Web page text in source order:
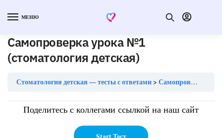
МЕНЮ
Самопроверка урока №1
(стоматология детская)
Стоматология детская — тесты с ответами Самопроверка урока №1 (стоматология детская)
Поделитесь с коллегами ссылкой на наш сайт